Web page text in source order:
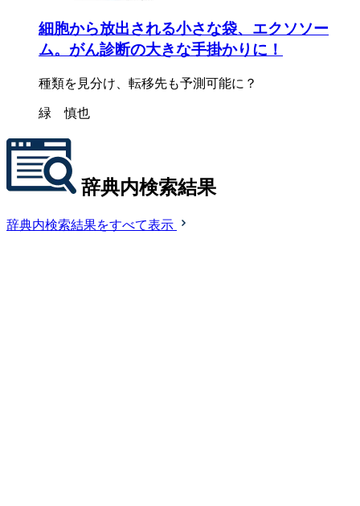
細胞から放出される小さな袋、エクソソー
ム。がん診断の大きな手掛かりに！
種類を見分け、転移先も予測可能に？
緑 慎也
辞典内検索結果
辞典内検索結果をすべて表示